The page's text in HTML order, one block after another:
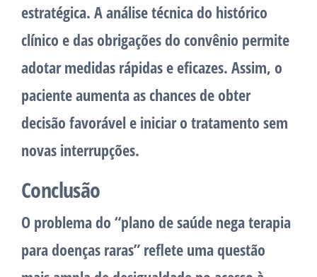
estratégica. A análise técnica do histórico
clínico e das obrigações do convênio permite
adotar medidas rápidas e eficazes. Assim, o
paciente aumenta as chances de obter
decisão favorável e iniciar o tratamento sem
novas interrupções.
Conclusão
O problema do “plano de saúde nega terapia
para doenças raras” reflete uma questão